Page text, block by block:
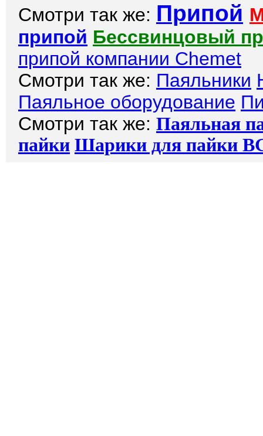
Смотри так же: Припой
припой Бессвинцовый
припой компании Chemet
Смотри так же: Паяльники
Паяльное оборудование
Смотри так же: Паяльная
пайки Шарики для пайки